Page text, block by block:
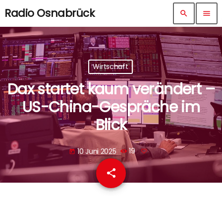
Radio Osnabrück search menu
Wirtschaft
Dax startet kaum verändert –
US-China-Gespräche im
Blick
today 10 Juni 2025 19
share
email